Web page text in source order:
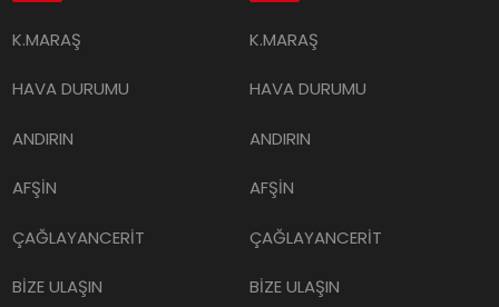
K.MARAŞ
HAVA DURUMU
ANDIRIN
AFŞİN
ÇAĞLAYANCERİT
BİZE ULAŞIN
K.MARAŞ
HAVA DURUMU
ANDIRIN
AFŞİN
ÇAĞLAYANCERİT
BİZE ULAŞIN